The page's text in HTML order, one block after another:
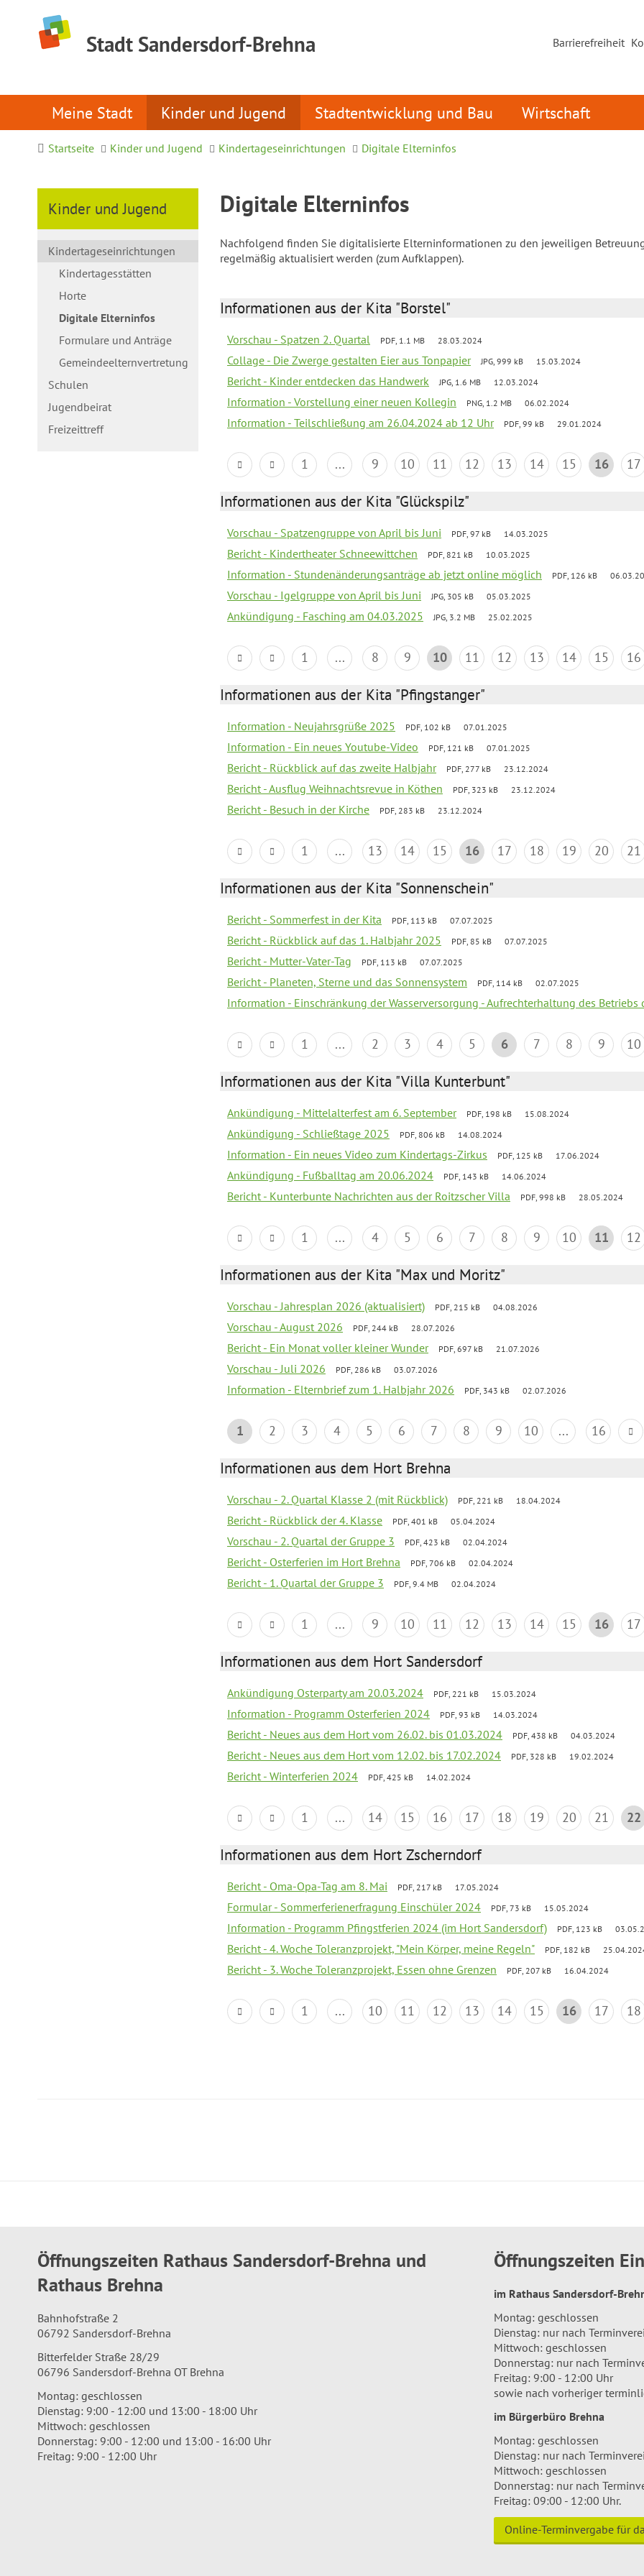
Stadt Sandersdorf-Brehna Barrierefreiheit
Meine Stadt Kinder und Jugend Stadtentwicklung und Bau Wirtschaft
Startseite Kinder und Jugend Kindertageseinrichtungen Digitale Elterninfos
Kinder und Jugend
Kindertageseinrichtungen
Kindertagesstätten
Horte
Digitale Elterninfos
Formulare und Anträge
Gemeindeelternvertretung
Schulen
Jugendbeirat
Freizeittreff
Digitale Elterninfos
Nachfolgend finden Sie digitalisierte Elterninformationen zu den jeweiligen
regelmäßig aktualisiert werden (zum Aufklappen).
Informationen aus der Kita "Borstel"
Vorschau - Spatzen 2. Quartal PDF, 1.1 MB 28.03.2024
Collage - Die Zwerge gestalten Eier aus Tonpapier JPG, 999 kB 15.03.2024
Bericht - Kinder entdecken das Handwerk JPG, 1.6 MB 12.03.2024
Information - Vorstellung einer neuen Kollegin PNG, 1.2 MB 06.02.2024
Information - Teilschließung am 26.04.2024 ab 12 Uhr PDF, 99 kB 29.01.2024
1 ... 9 10 11 12 13 14 15 16 17
Informationen aus der Kita "Glückspilz"
Vorschau - Spatzengruppe von April bis Juni PDF, 97 kB 14.03.2025
Bericht - Kindertheater Schneewittchen PDF, 821 kB 10.03.2025
Information - Stundenänderungsanträge ab jetzt online möglich PDF, 126 kB
Vorschau - Igelgruppe von April bis Juni JPG, 305 kB 05.03.2025
Ankündigung - Fasching am 04.03.2025 JPG, 3.2 MB 25.02.2025
1 ... 8 9 10 11 12 13 14 15 16
Informationen aus der Kita "Pfingstanger"
Information - Neujahrsgrüße 2025 PDF, 102 kB 07.01.2025
Information - Ein neues Youtube-Video PDF, 121 kB 07.01.2025
Bericht - Rückblick auf das zweite Halbjahr PDF, 277 kB 23.12.2024
Bericht - Ausflug Weihnachtsrevue in Köthen PDF, 323 kB 23.12.2024
Bericht - Besuch in der Kirche PDF, 283 kB 23.12.2024
1 ... 13 14 15 16 17 18 19 20 21
Informationen aus der Kita "Sonnenschein"
Bericht - Sommerfest in der Kita PDF, 113 kB 07.07.2025
Bericht - Rückblick auf das 1. Halbjahr 2025 PDF, 85 kB 07.07.2025
Bericht - Mutter-Vater-Tag PDF, 113 kB 07.07.2025
Bericht - Planeten, Sterne und das Sonnensystem PDF, 114 kB 02.07.2025
Information - Einschränkung der Wasserversorgung - Aufrechterhaltung des Betriebs
1 ... 2 3 4 5 6 7 8 9 10
Informationen aus der Kita "Villa Kunterbunt"
Ankündigung - Mittelalterfest am 6. September PDF, 198 kB 15.08.2024
Ankündigung - Schließtage 2025 PDF, 806 kB 14.08.2024
Information - Ein neues Video zum Kindertags-Zirkus PDF, 125 kB 17.06.2024
Ankündigung - Fußballtag am 20.06.2024 PDF, 143 kB 14.06.2024
Bericht - Kunterbunte Nachrichten aus der Roitzscher Villa PDF, 998 kB 28.05.2024
1 ... 4 5 6 7 8 9 10 11 12
Informationen aus der Kita "Max und Moritz"
Vorschau - Jahresplan 2026 (aktualisiert) PDF, 215 kB 04.08.2026
Vorschau - August 2026 PDF, 244 kB 28.07.2026
Bericht - Ein Monat voller kleiner Wunder PDF, 697 kB 21.07.2026
Vorschau - Juli 2026 PDF, 286 kB 03.07.2026
Information - Elternbrief zum 1. Halbjahr 2026 PDF, 343 kB 02.07.2026
1 2 3 4 5 6 7 8 9 10 ... 16
Informationen aus dem Hort Brehna
Vorschau - 2. Quartal Klasse 2 (mit Rückblick) PDF, 221 kB 18.04.2024
Bericht - Rückblick der 4. Klasse PDF, 401 kB 05.04.2024
Vorschau - 2. Quartal der Gruppe 3 PDF, 423 kB 02.04.2024
Bericht - Osterferien im Hort Brehna PDF, 706 kB 02.04.2024
Bericht - 1. Quartal der Gruppe 3 PDF, 9.4 MB 02.04.2024
1 ... 9 10 11 12 13 14 15 16 17
Informationen aus dem Hort Sandersdorf
Ankündigung Osterparty am 20.03.2024 PDF, 221 kB 15.03.2024
Information - Programm Osterferien 2024 PDF, 93 kB 14.03.2024
Bericht - Neues aus dem Hort vom 26.02. bis 01.03.2024 PDF, 438 kB 04.03.2024
Bericht - Neues aus dem Hort vom 12.02. bis 17.02.2024 PDF, 328 kB 19.02.2024
Bericht - Winterferien 2024 PDF, 425 kB 14.02.2024
1 ... 14 15 16 17 18 19 20 21 22
Informationen aus dem Hort Zscherndorf
Bericht - Oma-Opa-Tag am 8. Mai PDF, 217 kB 17.05.2024
Formular - Sommerferienerfragung Einschüler 2024 PDF, 73 kB 15.05.2024
Information - Programm Pfingstferien 2024 (im Hort Sandersdorf) PDF, 123 kB
Bericht - 4. Woche Toleranzprojekt, "Mein Körper, meine Regeln" PDF, 182 kB
Bericht - 3. Woche Toleranzprojekt, Essen ohne Grenzen PDF, 207 kB 16.04.2024
1 ... 10 11 12 13 14 15 16 17 18
Öffnungszeiten Rathaus Sandersdorf-Brehna und
Rathaus Brehna
Bahnhofstraße 2
06792 Sandersdorf-Brehna
Bitterfelder Straße 28/29
06796 Sandersdorf-Brehna OT Brehna
Montag: geschlossen
Dienstag: 9:00 - 12:00 und 13:00 - 18:00 Uhr
Mittwoch: geschlossen
Donnerstag: 9:00 - 12:00 und 13:00 - 16:00 Uhr
Freitag: 9:00 - 12:00 Uhr
Öffnungszeiten
im Rathaus Sandersdorf-
Montag: geschlossen
Dienstag: nur nach
Mittwoch: geschlossen
Donnerstag: nur nach
Freitag: 9:00 - 12:00 Uhr
sowie nach vorheriger
im Bürgerbüro Brehna
Montag: geschlossen
Dienstag: nur nach
Mittwoch: geschlossen
Donnerstag: nur nach
Freitag: 09:00 - 12:00 Uhr.
Online-Terminvergabe für